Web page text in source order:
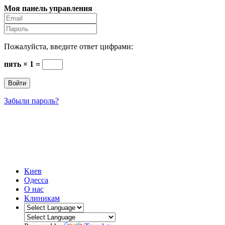
Моя панель управления
Пожалуйста, введите ответ цифрами:
пять × 1 =
Забыли пароль?
Киев
Одесса
О нас
Клиникам